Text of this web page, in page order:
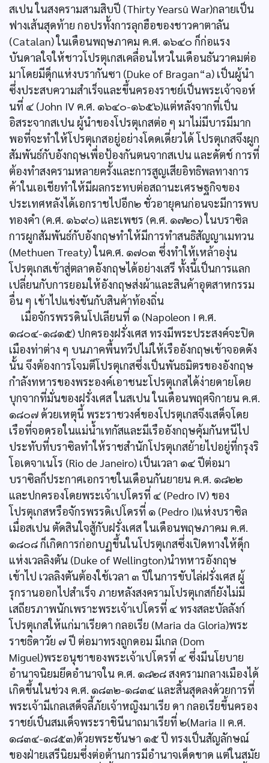
สเปน ในสงครามสามสิบปี (Thirty Yearsû War)กลายเป็น
ฟางเส้นสุดท้าย กอปรทั้งการลุกฮือของชาวคาตาลัน
(Catalan) ในเดือนพฤษภาคม ค.ศ. ๑๖๔๐ ก็ก่อแรง
บันดาลใจให้ชาวโปรตุเกสเคลื่อนไหวในเดือนธันวาคมต่อ
มาโดยมีดุ็กแห่งบรากันซา (Duke of Bragan“a) เป็นผู้นำ
ซึ่งประสบความสำเร็จและขึ้นครองราชย์เป็นพระเจ้าจอห์
นที่ ๔ (John IV ค.ศ. ๑๖๔๐-๑๖๕๖)แต่หลังจากที่เป็น
อิสระจากสเปน ผู้นำของโปรตุเกสต่อ ๆ มาไม่มีบารมีมาก
พอที่จะทำให้โปรตุเกสอยู่อย่างโดดเดี่ยวได้ โปรตุเกสจึงผูก
สัมพันธ์กับอังกฤษเพื่อป้องกันตนจากสเปน และดัตช์ การที่
ต้องทำสงครามหลายครั้งและการสูญเสียอิทธิพลทางการ
ค้าในเอเชียทำให้มีผลกระทบต่อสถานะเศรษฐกิจของ
ประเทศหลังได้เอกราชไปอีก๒ ชั่วอายุคนก่อนจะมีการพบ
ทองคำ (ค.ศ. ๑๖๙๐) และเพชร (ค.ศ. ๑๗๒๐) ในบราซิล
การผูกสัมพันธ์กับอังกฤษทำให้มีการทำสนธิสัญญาเมทวน
(Methuen Treaty) ในค.ศ. ๑๗๐๓ ซึ่งทำให้เหล้าองุ่น
โปรตุเกสเข้าสู่ตลาดอังกฤษได้อย่างเสรี ทั้งนี้เป็นการแลก
เปลี่ยนกับการยอมให้อังกฤษส่งผ้าและสินค้าอุตสาหกรรม
อื่น ๆ เข้าไปแข่งขันกับสินค้าท้องถิ่น
เมื่อจักรพรรดินโปเลียนที่ ๑ (Napoleon I ค.ศ.
๑๘๐๔-๑๘๑๕) ปกครองฝรั่งเศส ทรงมีพระประสงค์จะปิด
เมืองท่าต่าง ๆ บนภาคพื้นทวีปไม่ให้เรืออังกฤษเข้าจอดดัง
นั้น จึงต้องการโจมตีโปรตุเกสซึ่งเป็นพันธมิตรของอังกฤษ
กำลังทหารของพระองค์เอาชนะโปรตุเกสได้ง่ายดายโดย
บุกจากที่มั่นของฝรั่งเศส ในสเปน ในเดือนพฤศจิกายน ค.ศ.
๑๘๐๗ ด้วยเหตุนี้ พระราชวงศ์ของโปรตุเกสจึงเสด็จโดย
เรือที่จอดรอในแม่น้ำเทกัสและมีเรืออังกฤษคุ้มกันหนีไป
ประทับที่บราซิลทำให้ราชสำนักโปรตุเกสย้ายไปอยู่ที่กรุงริ
โอเดจาเนโร (Rio de Janeiro) เป็นเวลา ๑๔ ปีต่อมา
บราซิลก็ประกาศเอกราชในเดือนกันยายน ค.ศ. ๑๘๒๒
และปกครองโดยพระเจ้าเปโดรที่ ๔ (Pedro IV) ของ
โปรตุเกสหรือจักรพรรดิเปโดรที่ ๑ (Pedro I)แห่งบราซิล
เมื่อสเปน ตัดสินใจสู้กับฝรั่งเศส ในเดือนพฤษภาคม ค.ศ.
๑๘๐๘ ก็เกิดการก่อกบฏขึ้นในโปรตุเกสซึ่งเปิดทางให้ดุ็ก
แห่งเวลลิงตัน (Duke of Wellington)นำทหารอังกฤษ
เข้าไป เวลลิงตันต้องใช้เวลา ๓ ปีในการขับไล่ฝรั่งเศส ผู้
รุกรานออกไปสำเร็จ ภายหลังสงครามโปรตุเกสก็ยังไม่มี
เสถียรภาพนักเพราะพระเจ้าเปโดรที่ ๔ ทรงสละบัลลังก์
โปรตุเกสให้แก่มาเรียดา กลอเรีย (Maria da Gloria)พระ
ราชธิดาวัย ๗ ปี ต่อมาทรงถูกดอม มีเกล (Dom
Miguel)พระอนุชาของพระเจ้าเปโดรที่ ๔ ซึ่งมีนโยบาย
อำนาจนิยมยึดอำนาจใน ค.ศ. ๑๘๒๘ สงครามกลางเมืองได้
เกิดขึ้นในช่วง ค.ศ. ๑๘๓๒-๑๘๓๔ และสิ้นสุดลงด้วยการที่
พระเจ้ามีเกลเสด็จลี้ภัยเจ้าหญิงมาเรีย ดา กลอเรียขึ้นครอง
ราชย์เป็นสมเด็จพระราชินีนาถมาเรียที่ ๒(Maria II ค.ศ.
๑๘๓๔-๑๘๕๓)ด้วยพระชันษา ๑๕ ปี ทรงเป็นสัญลักษณ์
ของฝ่ายเสรีนิยมซึ่งต่อต้านการมีอำนาจเด็ดขาด แต่ในสมัย